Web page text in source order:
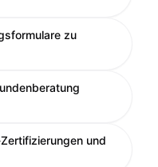
zu
und